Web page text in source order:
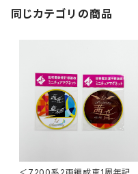
同じカテゴリの商品